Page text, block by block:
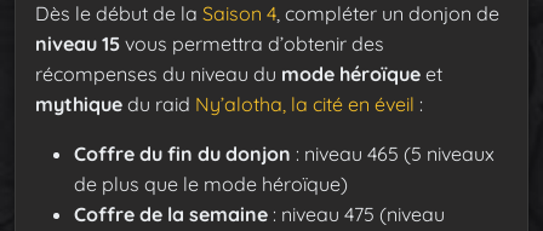
Dès le début de la Saison 4, compléter un donjon de
niveau 15 vous permettra d’obtenir des
récompenses du niveau du mode héroïque et
mythique du raid Ny’alotha, la cité en éveil :
Coffre du fin du donjon : niveau 465 (5 niveaux
de plus que le mode héroïque)
Coffre de la semaine : niveau 475 (niveau